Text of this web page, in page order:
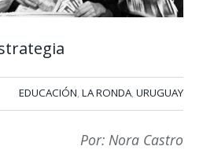
EDUCACIÓN, LA RONDA, URUGUAY
Por: Nora Castro